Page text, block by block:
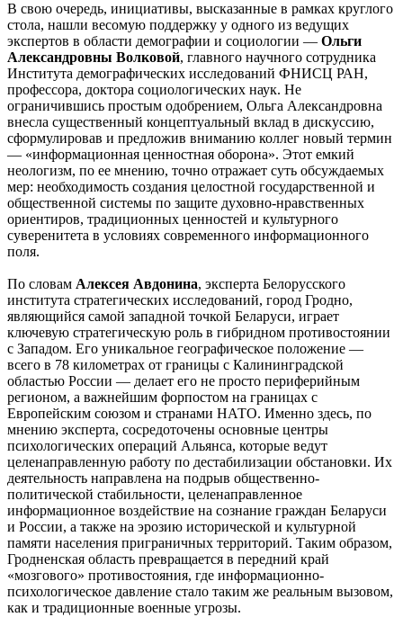
В свою очередь, инициативы, высказанные в рамках круглого
стола, нашли весомую поддержку у одного из ведущих
экспертов в области демографии и социологии — Ольги
Александровны Волковой, главного научного сотрудника
Института демографических исследований ФНИСЦ РАН,
профессора, доктора социологических наук. Не
ограничившись простым одобрением, Ольга Александровна
внесла существенный концептуальный вклад в дискуссию,
сформулировав и предложив вниманию коллег новый термин
— «информационная ценностная оборона». Этот емкий
неологизм, по ее мнению, точно отражает суть обсуждаемых
мер: необходимость создания целостной государственной и
общественной системы по защите духовно-нравственных
ориентиров, традиционных ценностей и культурного
суверенитета в условиях современного информационного
поля.
По словам Алексея Авдонина, эксперта Белорусского
института стратегических исследований, город Гродно,
являющийся самой западной точкой Беларуси, играет
ключевую стратегическую роль в гибридном противостоянии
с Западом. Его уникальное географическое положение —
всего в 78 километрах от границы с Калининградской
областью России — делает его не просто периферийным
регионом, а важнейшим форпостом на границах с
Европейским союзом и странами НАТО. Именно здесь, по
мнению эксперта, сосредоточены основные центры
психологических операций Альянса, которые ведут
целенаправленную работу по дестабилизации обстановки. Их
деятельность направлена на подрыв общественно-
политической стабильности, целенаправленное
информационное воздействие на сознание граждан Беларуси
и России, а также на эрозию исторической и культурной
памяти населения приграничных территорий. Таким образом,
Гродненская область превращается в передний край
«мозгового» противостояния, где информационно-
психологическое давление стало таким же реальным вызовом,
как и традиционные военные угрозы.